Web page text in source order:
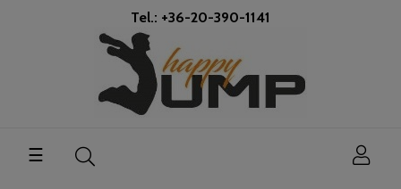
Tel.: +36-20-390-1141
Umschalten
☰